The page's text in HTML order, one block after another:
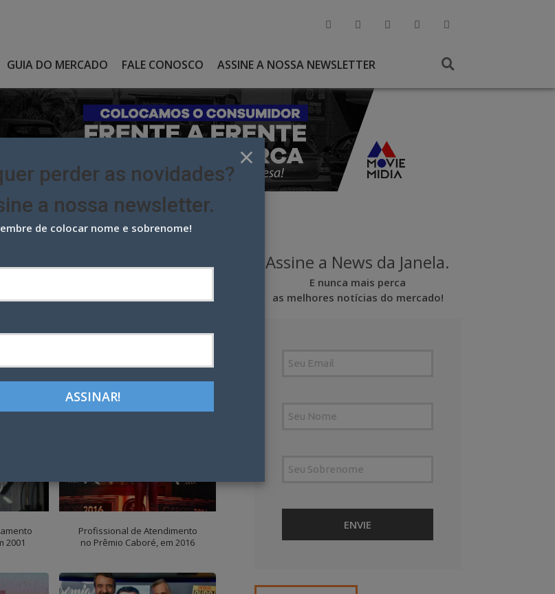
GUIA DO MERCADO FALE CONOSCO ASSINE A NOSSA NEWSLETTER
2001
Profissional de Atendimento
no Prêmio Caboré, em 2016
Assine a News da Janela.
E nunca mais perca
as melhores notícias do mercado!
×
perder as novidades?
a nossa newsletter.
de colocar nome e sobrenome!